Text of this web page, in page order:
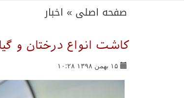
صفحه اصلی » اخبار
کاشت انواع درختان و
۱۵ بهمن ۱۳۹۸ ۱۰:۲۸